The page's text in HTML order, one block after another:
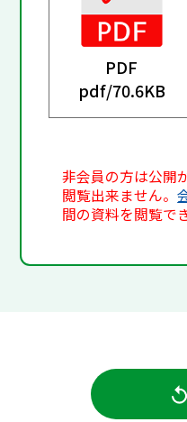
PDF
pdf/70.6KB
非会員の方は公開
閲覧出来ません。
間の資料を閲覧で